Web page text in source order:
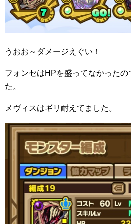
うおお～ダメージえぐい！
フォンセはHPを盛ってなかった
た。
メヴィスはギリ耐えてました。